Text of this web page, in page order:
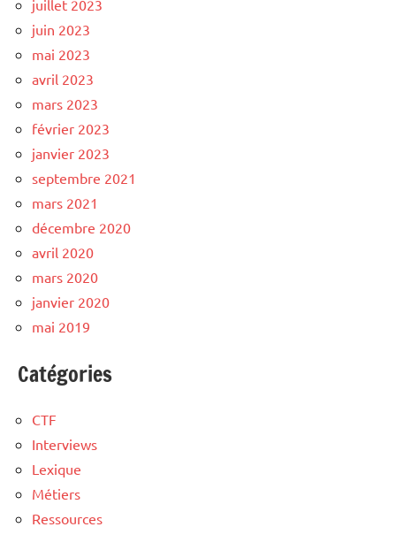
juillet 2023
juin 2023
mai 2023
avril 2023
mars 2023
février 2023
janvier 2023
septembre 2021
mars 2021
décembre 2020
avril 2020
mars 2020
janvier 2020
mai 2019
Catégories
CTF
Interviews
Lexique
Métiers
Ressources